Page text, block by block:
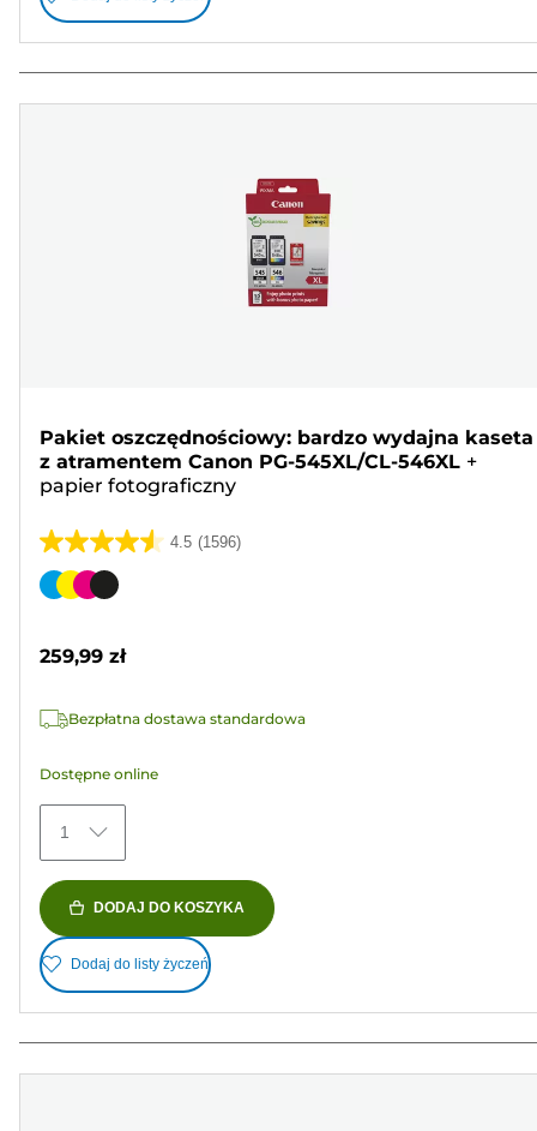
Pakiet oszczędnościowy: bardzo wydajna kaseta
z atramentem Canon PG-545XL/CL-546XL +
papier fotograficzny
4.5 (1596)
4.5
na
1596
Wkład
259,99 zł
Bezpłatna dostawa standardowa
Dostępne online
1
DODAJ DO KOSZYKA
Dodaj do listy życzeń